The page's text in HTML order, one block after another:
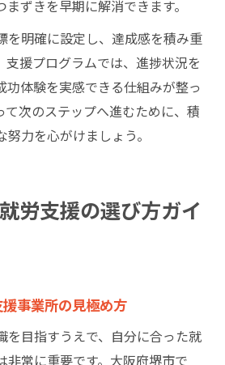
ずきを早期に解消できます。
を明確に設定し、達成感を積み重
支援プログラムでは、進捗状況を
功体験を実感できる仕組みが整っ
て次のステップへ進むために、積
力を心がけましょう。
労支援の選び方ガイ
事業所の見極め方
を目指すうえで、自分に合った就
非常に重要です。大阪府堺市で